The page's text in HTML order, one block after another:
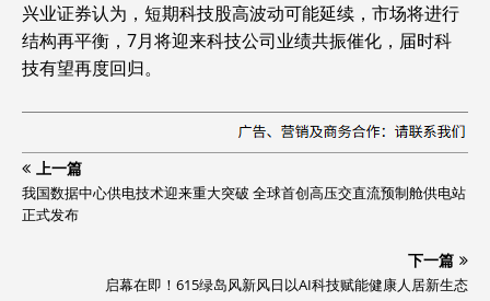
兴业证券认为，短期科技股高波动可能延续，市场将进行
结构再平衡，7月将迎来科技公司业绩共振催化，届时科
技有望再度回归。
上一篇
我国数据中心供电技术迎来重大突破 全球首创高压交直流预制舱供电站
正式发布
下一篇
启幕在即！615绿岛风新风日以AI科技赋能健康人居新生态